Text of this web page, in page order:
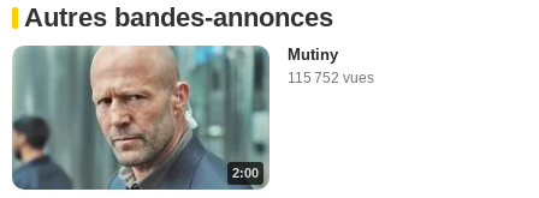
Autres bandes-annonces
2:00
Mutiny
115 752 vues